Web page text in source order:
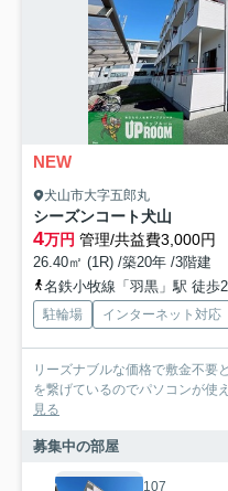
NEW
犬山市大字五郎丸
シーズンコート犬山
4万円 管理/共益費3,000円
26.40㎡ (1R) /築20年 /3階建
名鉄小牧線「羽黒」駅 徒歩
駐輪場 インターネット対応
リーズナブルな価格で敷金不要
を繋げているのでパソコンが使
見る
募集中の部屋
107